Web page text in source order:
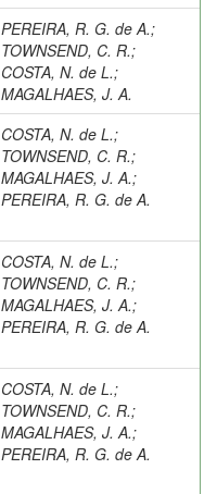
PEREIRA, R. G. de A.;
TOWNSEND, C. R.;
COSTA, N. de L.;
MAGALHAES, J. A.
COSTA, N. de L.;
TOWNSEND, C. R.;
MAGALHAES, J. A.;
PEREIRA, R. G. de A.
COSTA, N. de L.;
TOWNSEND, C. R.;
MAGALHAES, J. A.;
PEREIRA, R. G. de A.
COSTA, N. de L.;
TOWNSEND, C. R.;
MAGALHAES, J. A.;
PEREIRA, R. G. de A.